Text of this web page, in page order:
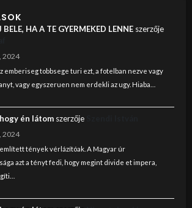
HA A TE GYERMEKED LENNEszerzője
2024
emberiseg tobbsege turi ezt, a fotelban nezve vagy
vagy egyszeruen nem erdekli az ugy. Hiaba…
én látomszerzője
2024
tények vérlázítóak. A Magyar úr
azt a tényt fedi, hogy megint divide et impera,